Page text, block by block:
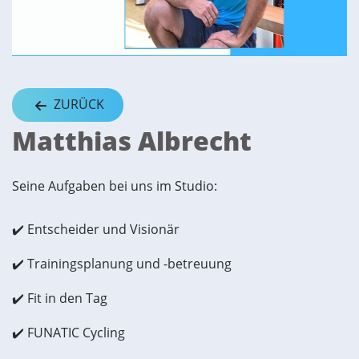
ZURÜCK
Matthias Albrecht
Seine Aufgaben bei uns im Studio:
✔️ Entscheider und Visionär
✔️ Trainingsplanung und -betreuung
✔️ Fit in den Tag
✔️ FUNATIC Cycling